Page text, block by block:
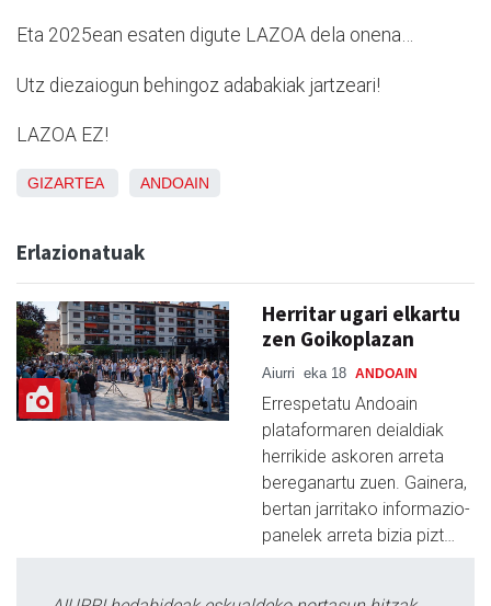
Eta 2025ean esaten digute LAZOA dela onena…
Utz diezaiogun behingoz adabakiak jartzeari!
LAZOA EZ!
GIZARTEA ANDOAIN
Erlazionatuak
Herritar ugari elkartu
zen Goikoplazan
Aiurri eka 18 ANDOAIN
Errespetatu Andoain
plataformaren deialdiak
herrikide askoren arreta
bereganartu zuen. Gainera,
bertan jarritako informazio-
panelek arreta bizia pizt…